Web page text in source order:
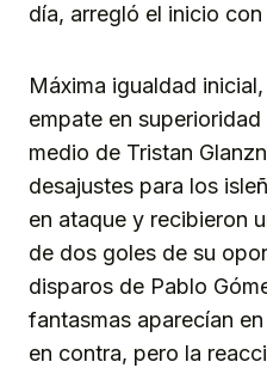
día, arregló el inicio
Máxima igualdad
empate en
medio de Tristan
desajustes para los
en ataque y recibieron
de dos goles de su
disparos de Pablo
fantasmas aparecían
en contra, pero la